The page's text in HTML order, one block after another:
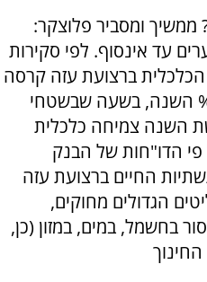
ומסביר פלוצקר:
עד אינסוף. לפי סקירות
ברצועת עזה קרסה
אשתקד ב-85% ובעוד כ-%25 השנה, בשעה שבשטחי
השנה צמיחה כלכלית
לפחות 10%. על פי הדו"חות של הבנק
החיים ברצועת עזה
הפליטים הגדולים מחוקים,
בחשמל, במים, במזון (כן,